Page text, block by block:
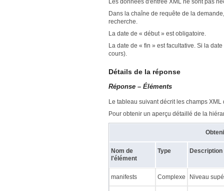
Les données d'entrée XML ne sont pas
Dans la chaîne de requête de la
recherche.
La date de « début » est obligatoire.
La date de « fin » est facultative. Si la
cours).
Détails de la réponse
Réponse – Éléments
Le tableau suivant décrit les champs XML
Pour obtenir un aperçu détaillé de la
Nom de
l'élément
Type Description
manifests Complexe Niveau